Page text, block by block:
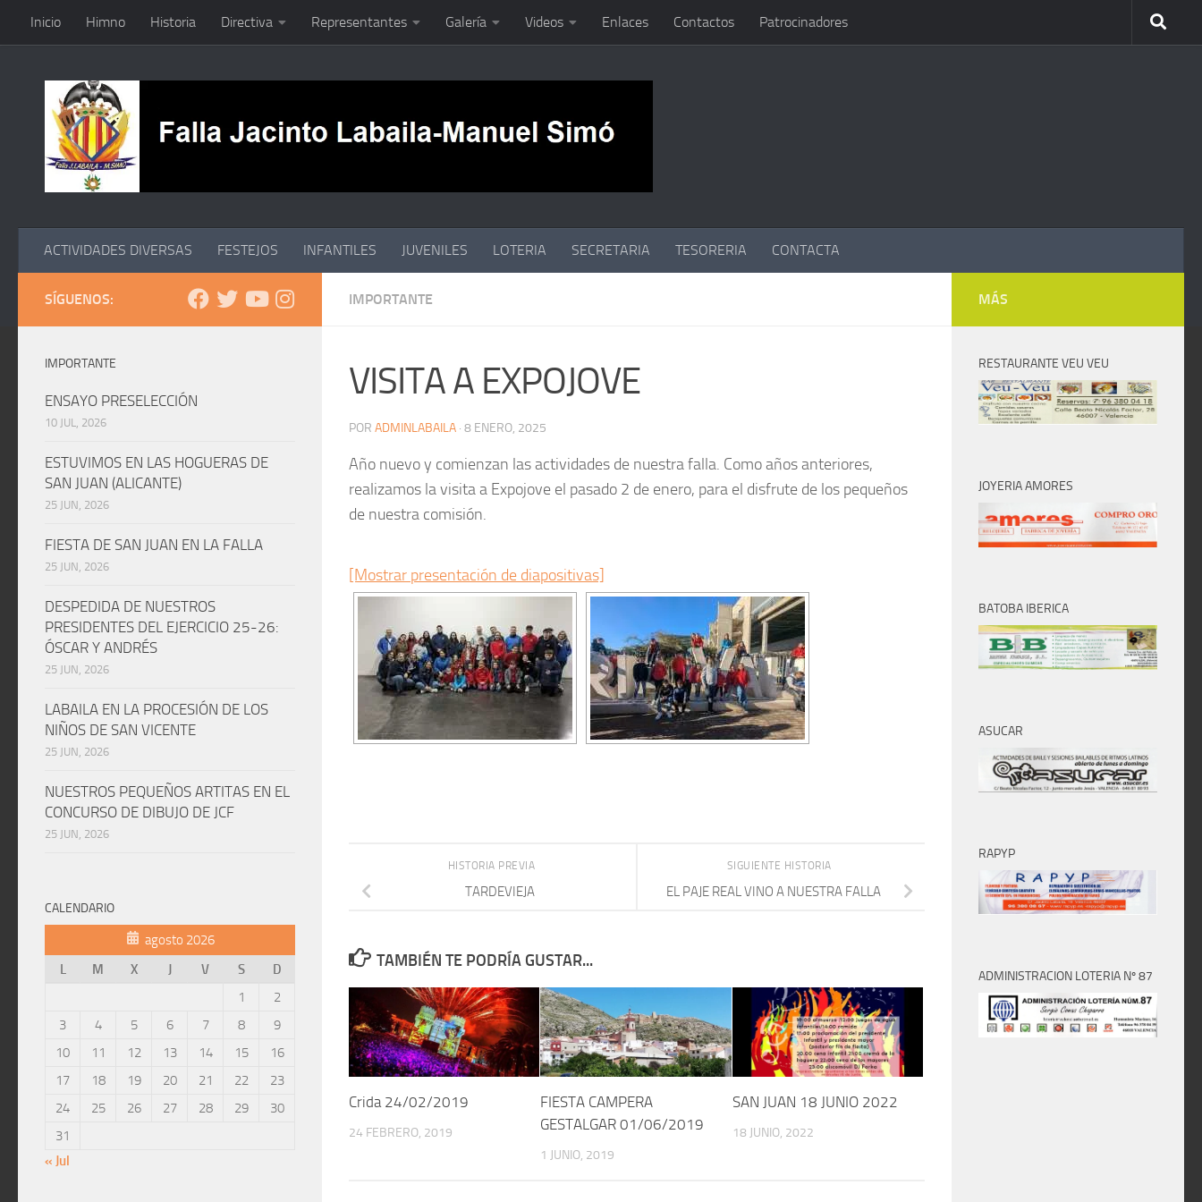
Saltar al contenido
Inicio Himno Historia Directiva Representantes Galería Videos Enlaces Contactos Patrocinadores
ACTIVIDADES DIVERSAS FESTEJOS INFANTILES JUVENILES LOTERIA SECRETARIA TESORERIA CONTACTA
IMPORTANTE
VISITA A EXPOJOVE
POR ADMINLABAILA · 8 ENERO, 2025
Año nuevo y comienzan las actividades de nuestra falla. Como años anteriores,
realizamos la visita a Expojove el pasado 2 de enero, para el disfrute de los pequeños
de nuestra comisión.
[Mostrar presentación de diapositivas]
SIGUIENTE HISTORIA
EL PAJE REAL VINO A NUESTRA FALLA
HISTORIA PREVIA
TARDEVIEJA
TAMBIÉN TE PODRÍA GUSTAR...
Crida 24/02/2019
24 FEBRERO, 2019
FIESTA CAMPERA
GESTALGAR 01/06/2019
1 JUNIO, 2019
SAN JUAN 18 JUNIO 2022
18 JUNIO, 2022
SÍGUENOS:
IMPORTANTE
ENSAYO PRESELECCIÓN
10 JUL, 2026
ESTUVIMOS EN LAS HOGUERAS DE
SAN JUAN (ALICANTE)
25 JUN, 2026
FIESTA DE SAN JUAN EN LA FALLA
25 JUN, 2026
DESPEDIDA DE NUESTROS
PRESIDENTES DEL EJERCICIO 25-26:
ÓSCAR Y ANDRÉS
25 JUN, 2026
LABAILA EN LA PROCESIÓN DE LOS
NIÑOS DE SAN VICENTE
25 JUN, 2026
NUESTROS PEQUEÑOS ARTITAS EN EL
CONCURSO DE DIBUJO DE JCF
25 JUN, 2026
CALENDARIO
agosto 2026
L
M X J V S
D
1
2
3
4 5 6 7 8
9
10
11 12 13 14 15
16
17
18 19 20 21 22
23
24
25 26 27 28 29
30
31
« Jul
MÁS
RESTAURANTE VEU VEU
JOYERIA AMORES
BATOBA IBERICA
ASUCAR
RAPYP
ADMINISTRACION LOTERIA Nº 87